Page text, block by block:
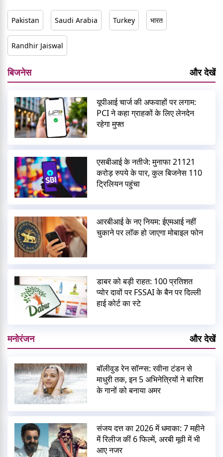
Pakistan Saudi Arabia Turkey भारत
Randhir Jaiswal
बिजनेस और देखें
यूपीआई चार्ज की अफवाहों पर लगाम:
PCI ने कहा ग्राहकों के लिए लेनदेन
रहेगा मुफ्त
एसबीआई के नतीजे: मुनाफा 21121
करोड़ रुपये के पार, कुल बिजनेस 110
ट्रिलियन पहुंचा
आरबीआई के नए नियम: ईएमआई नहीं
चुकाने पर लॉक हो जाएगा मोबाइल फोन
डाबर को बड़ी राहत: 100 प्रतिशत
प्योर दावों पर FSSAI के बैन पर दिल्ली
हाई कोर्ट का स्टे
मनोरंजन और देखें
बॉलीवुड रेन सॉन्ग्स: रवीना टंडन से
माधुरी तक, इन 5 अभिनेत्रियों ने बारिश
के गानों को बनाया अमर
संजय दत्त का 2026 में धमाका: 7 महीने
में रिलीज कीं 6 फिल्में, अरबी मूवी में भी
आए नजर